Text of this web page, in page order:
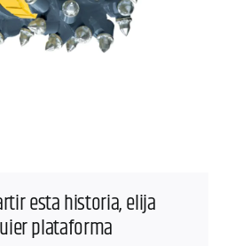
esta historia, elija
plataforma